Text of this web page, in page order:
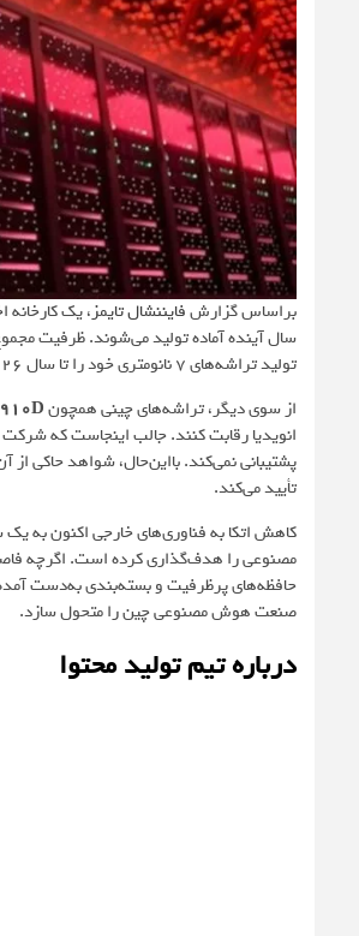
براساس گزارشفایننشال تایمز، یک
سال آینده آماده تولید می‌شوند. ظرفیت
تولید تراشه‌های 7 نانومتری خود را تا سال 2026 دو برابر کند.
از سوی دیگر، تراشه‌های چینی همچون
انویدیا رقابت کنند. جالب اینجاست که
تأیید می‌کند.
کاهش اتکا به فناوری‌های خارجی اکنون
مصنوعی را هدف‌گذاری کرده است. اگرچه
حافظه‌های پرظرفیت و بسته‌بندی به‌دست
صنعت هوش مصنوعی چین را متحول سازد.
درباره تیم تولید محتوا